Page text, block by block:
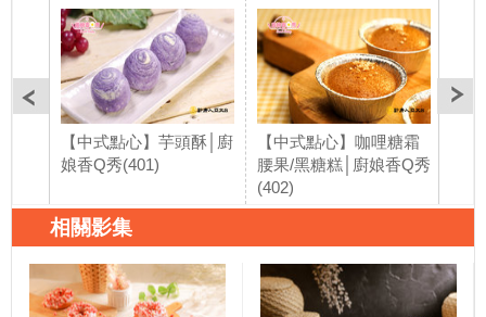
【中式點心】芋頭酥│廚
娘香Q秀(401)
【中式點心】咖哩糖霜
腰果/黑糖糕│廚娘香Q秀
(402)
秀
相關影集